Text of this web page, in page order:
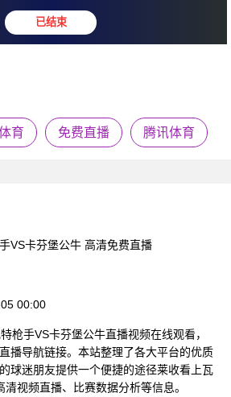
80 : 88 卡芬
育 免费直播 腾讯体育
手VS卡芬堡公牛 高清免费直播
00:00
枪手VS卡芬堡公牛直播视频在线观看，
播导航链接。本站整理了各大平台的优质
球迷朋友提供一个便捷的途径莱收看上瓦
视频直播、比赛数据分析等信息。